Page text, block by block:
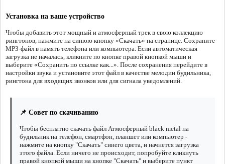
Установка на ваше устройство
Чтобы добавить этот мощный и атмосферный трек в свою коллекцию
рингтонов, нажмите на синюю кнопку «Скачать» на странице. Сохраните
MP3-файл в память телефона или компьютера. Если автоматическая
загрузка не началась, кликните по кнопке правой кнопкой мыши и
выберите «Сохранить по ссылке как...». После сохранения перейдите в
настройки звука и установите этот файл в качестве мелодии будильника,
рингтона для входящих звонков или для сигнала уведомлений.
📌 Совет по скачиванию
Чтобы бесплатно скачать файл Атмосферный black metal на
будильник на телефон, смартфон, планшет или компьютер -
нажмите на кнопку "Скачать" синего цвета, и начнется загрузка
этого файла. Если ничего не происходит, попробуйте кликнуть
правой кнопкой мыши на кнопке "Скачать" и выберите пункт